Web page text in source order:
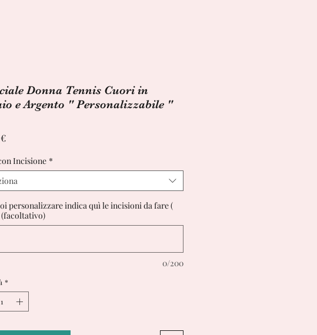
Donna Tennis Cuori in
e Argento " Personalizzabile "
Prezzo
Incisione *
personalizzare indica quì le incisioni da fare (
(facoltativo)
0/200
*